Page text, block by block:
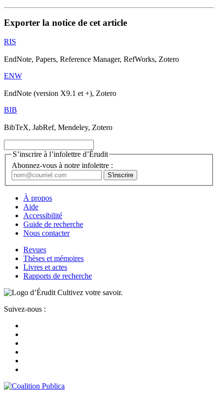
Exporter la notice de cet article
RIS
EndNote, Papers, Reference Manager, RefWorks, Zotero
ENW
EndNote (version X9.1 et +), Zotero
BIB
BibTeX, JabRef, Mendeley, Zotero
S’inscrire à l’infolettre d’Érudit
Abonnez-vous à notre infolettre :
À propos
Aide
Accessibilité
Guide de recherche
Nous contacter
Revues
Thèses et mémoires
Livres et actes
Rapports de recherche
Cultivez votre savoir.
Suivez-nous :